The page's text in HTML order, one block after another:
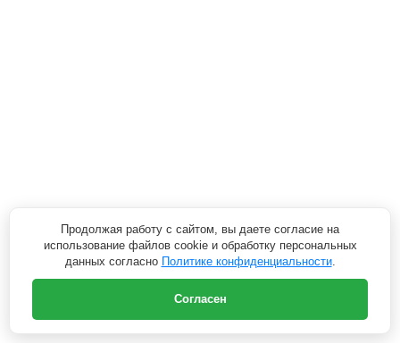
Продолжая работу с сайтом, вы даете согласие на
использование файлов cookie и обработку персональных
данных согласно Политике конфиденциальности.
Согласен